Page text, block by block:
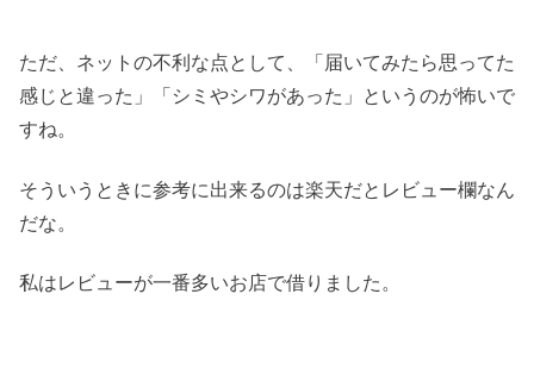
ただ、ネットの不利な点として、「届いてみたら思ってた
感じと違った」「シミやシワがあった」というのが怖いで
すね。
そういうときに参考に出来るのは楽天だとレビュー欄なん
だな。
私はレビューが一番多いお店で借りました。